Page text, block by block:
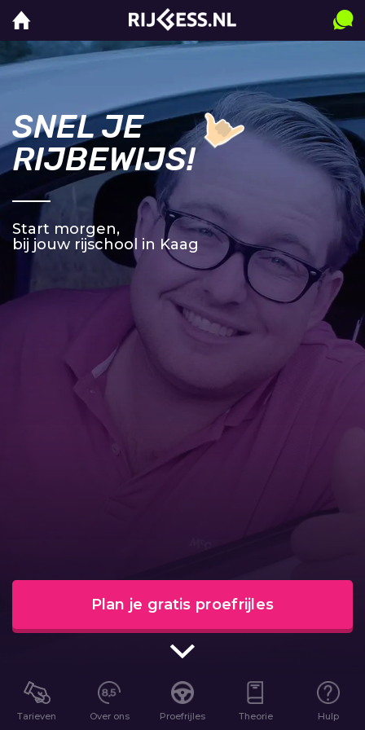
SNEL JE
RIJBEWIJS!
Start morgen,
bij jouw rijschool in Kaag
Plan je gratis proefrijles
Tarieven Over ons Proefrijles Theorie Hulp